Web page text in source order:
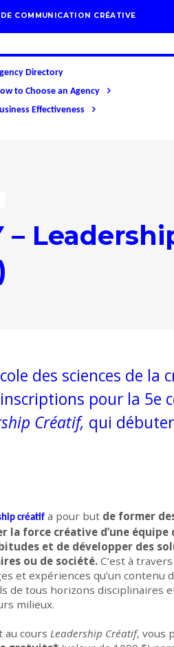
COMMUNICATION CRÉATIVE
Directory
to Choose an Agency
Effectiveness
–
des sciences de la
pour la 5e
Créatif, qui
créatif a pour but de former
la force créative d’une
et de développer des
ou de société. C’est à
et expériences qu’un contenu
de tous horizons disciplinaires
milieux.
au cours Leadership Créatif, vous